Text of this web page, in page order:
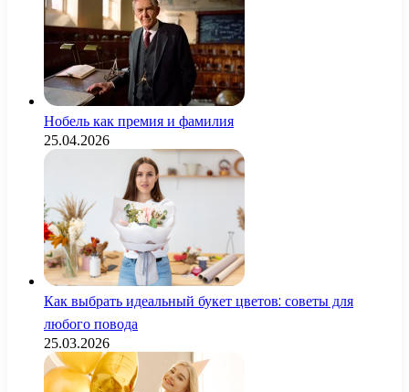
Нобель как премия и фамилия
25.04.2026
Как выбрать идеальный букет цветов: советы для
любого повода
25.03.2026